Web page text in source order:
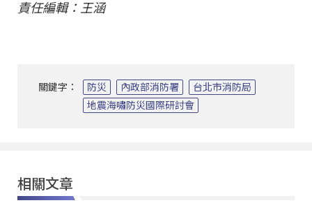
責任編輯：王涵
關鍵字： 防災 內政部消防署
台北市消防局
地震海嘯防災國際研討會
相關文章